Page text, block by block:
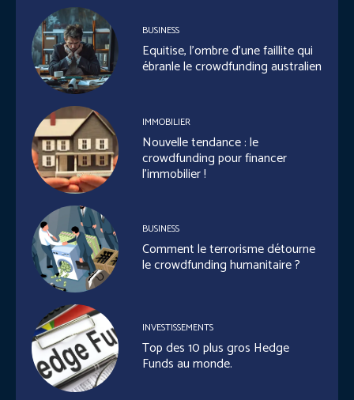
BUSINESS
Equitise, l’ombre d’une faillite qui
ébranle le crowdfunding australien
IMMOBILIER
Nouvelle tendance : le
crowdfunding pour financer
l’immobilier !
BUSINESS
Comment le terrorisme détourne
le crowdfunding humanitaire ?
INVESTISSEMENTS
Top des 10 plus gros Hedge
Funds au monde.